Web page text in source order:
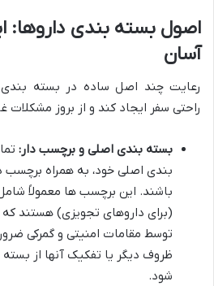
اصول بسته بندی داروها:
آسان
رعایت چند اصل ساده در بسته بندی
راحتی سفر ایجاد کند و از بروز مشکلات
بسته بندی اصلی و برچسب دار:
بندی اصلی خود، به همراه برچسب
باشند. این برچسب ها معمولاً شامل
(برای داروهای تجویزی) هستند که
توسط مقامات امنیتی و گمرکی
ظروف دیگر یا تفکیک آنها از
شود.